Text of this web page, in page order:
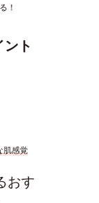
！
ト
肌感覚
おす